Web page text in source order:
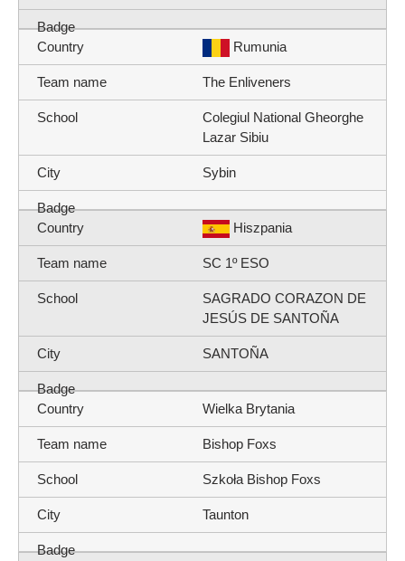
Rumunia
The Enliveners
Colegiul National Gheorghe
Lazar Sibiu
Sybin
Hiszpania
SC 1º ESO
SAGRADO CORAZON DE
JESÚS DE SANTOÑA
SANTOÑA
Wielka Brytania
Bishop Foxs
Szkoła Bishop Foxs
Taunton